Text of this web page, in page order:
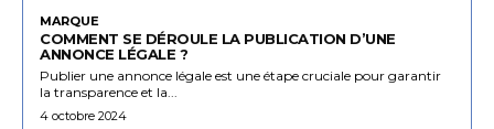
MARQUE
COMMENT SE DÉROULE LA PUBLICATION D’UNE
ANNONCE LÉGALE ?
Publier une annonce légale est une étape cruciale pour garantir
la transparence et la...
4 octobre 2024